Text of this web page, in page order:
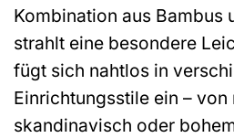
Kombination aus Bambus
strahlt eine besondere
fügt sich nahtlos in
Einrichtungsstile ein –
skandinavisch oder